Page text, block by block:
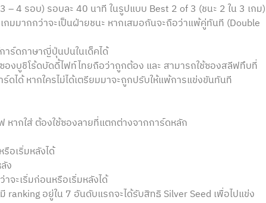
4 รอบ) รอบละ 40 นาที ในรูปแบบ Best 2 of 3 (ชนะ 2 ใน 3 เกม)
มมากกว่าจะเป็นฝ่ายชนะ หากเสมอกันจะถือว่าแพ้คู่ทันที (Double
าร์ดภาษาญี่ปุ่นปนในเด็คได้
งบูชิโร้ดบัดดี้ไฟท์ไทยถือว่าถูกต้อง และ สามารถใช้ซองสลีฟทึบที่
ดได้ หากใครไม่ได้เตรียมมาจะถูกปรับให้แพ้การแข่งขันทันที
ากใส่ ต้องใช้ซองลายที่แตกต่างจากการ์ดหลัก
อเริ่มหลังได้
ง
จะเริ่มก่อนหรือเริ่มหลังได้
อยู่ใน 7 อันดับแรกจะได้รับสิทธิ Silver Seed เพื่อไปแข่ง